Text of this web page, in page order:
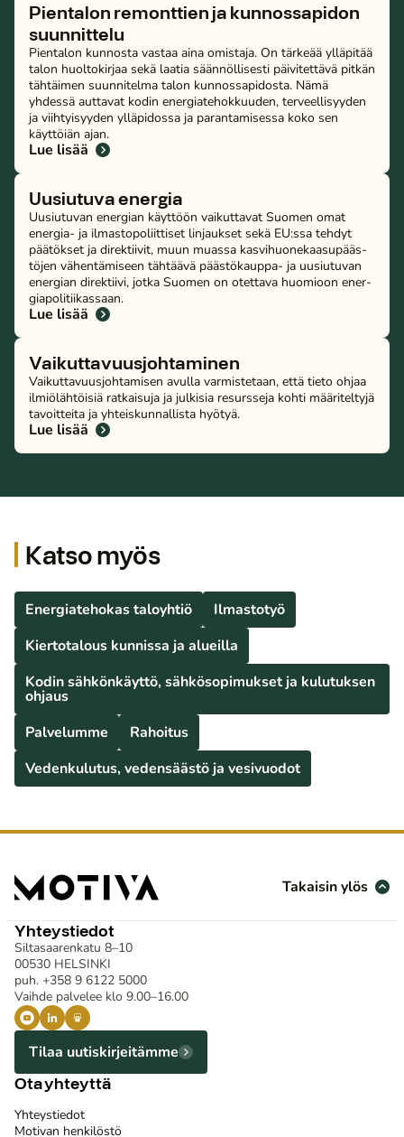
Pientalon remonttien ja kun­nos­sa­pi­don
suunnittelu
Pientalon kunnosta vastaa aina omistaja. On tärkeää ylläpitää
talon huoltokirjaa sekä laatia säännöllisesti päivitettävä pitkän
tähtäimen suunnitelma talon kunnossapidosta. Nämä
yhdessä auttavat kodin energiatehokkuuden, terveellisyyden
ja viihtyisyyden ylläpidossa ja parantamisessa koko sen
käyttöiän ajan.
Lue lisää
Uusiutuva energia
Uusiutuvan energian käyttöön vaikuttavat Suomen omat
energia- ja il­mas­to­po­liit­ti­set linjaukset sekä EU:ssa tehdyt
päätökset ja direktiivit, muun muassa kas­vi­huo­ne­kaa­su­pääs­
tö­jen vä­hen­tä­mi­seen tähtäävä pääs­tö­kaup­pa- ja uusiutuvan
energian direktiivi, jotka Suomen on otettava huomioon ener­
gia­po­li­tii­kas­saan.
Lue lisää
Vai­kut­ta­vuus­joh­ta­mi­nen
Vai­kut­ta­vuus­joh­ta­mi­sen avulla var­mis­te­taan, että tieto ohjaa
il­miö­läh­töi­siä ratkaisuja ja julkisia resursseja kohti mää­ri­tel­ty­jä
tavoitteita ja yh­teis­kun­nal­lis­ta hyötyä.
Lue lisää
Katso myös
Ener­gia­te­ho­kas taloyhtiö
Ilmastotyö
Kier­to­ta­lous kunnissa ja alueilla
Kodin säh­kön­käyt­tö, säh­kö­so­pi­muk­set ja kulutuksen
ohjaus
Palvelumme
Rahoitus
Ve­den­ku­lu­tus, vedensäästö ja vesivuodot
Takaisin ylös
Yhteystiedot
Siltasaarenkatu 8–10
00530 HELSINKI
puh. +358 9 6122 5000
Vaihde palvelee klo 9.00–16.00
Tilaa uutiskirjeitämme
Ota yhteyttä
Yhteystiedot
Motivan henkilöstö